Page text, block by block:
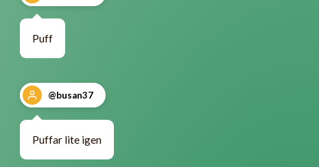
Puff
@busan37
Puffar lite igen